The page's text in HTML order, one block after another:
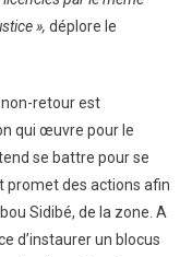
», déplore le
retour est
qui œuvre pour le
se battre pour se
promet des actions afin
Sidibé, de la zone. A
d’instaurer un blocus